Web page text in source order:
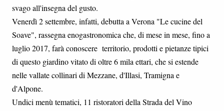
svago all'insegna del gusto.
Venerdì 2 settembre, infatti, debutta a Verona "Le cucine del
Soave", rassegna enogastronomica che, di mese in mese, fino a
luglio 2017, farà conoscere territorio, prodotti e pietanze tipici
di questo giardino vitato di oltre 6 mila ettari, che si estende
nelle vallate collinari di Mezzane, d'Illasi, Tramigna e
d'Alpone.
Undici menù tematici, 11 ristoratori della Strada del Vino